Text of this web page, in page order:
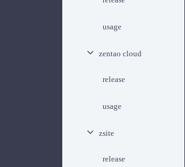
usage
zentao cloud
release
usage
zsite
release